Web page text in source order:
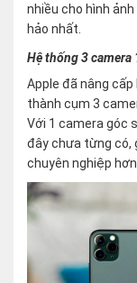
nhiều cho hình
hảo nhất.
Hệ thống 3 camera
Apple đã nâng
thành cụm 3
Với 1 camera góc
đây chưa từng có,
chuyên nghiệp hơn.